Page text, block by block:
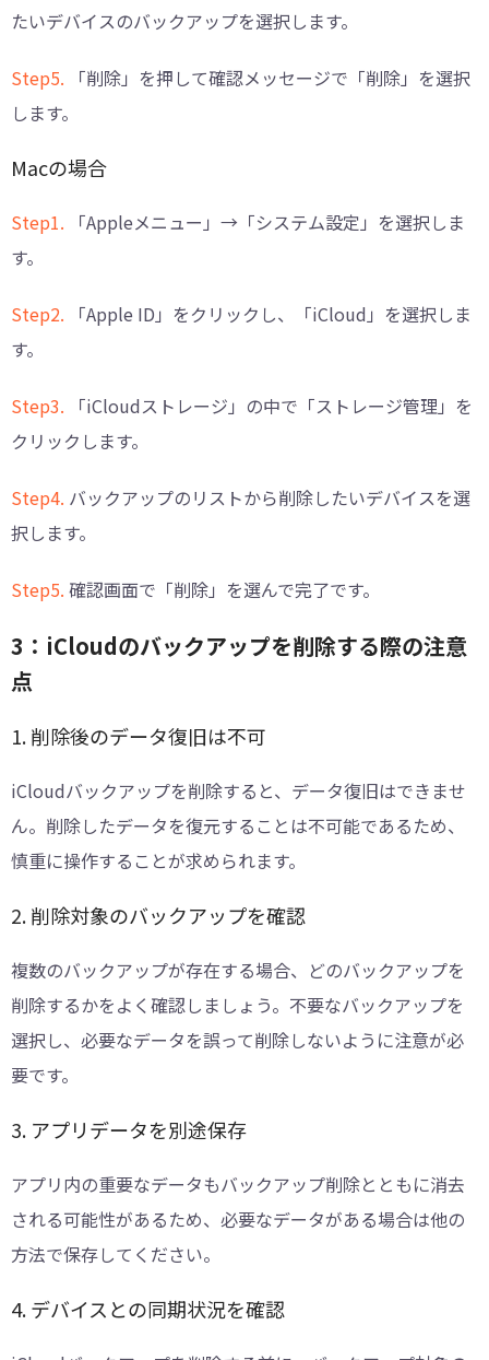
たいデバイスのバックアップを選択します。
Step5.
「削除」を押して確認メッセージで「削除」を選択
します。
Macの場合
Step1.
「Appleメニュー」→「システム設定」を選択しま
す。
Step2.
「Apple ID」をクリックし、「iCloud」を選択しま
す。
Step3.
「iCloudストレージ」の中で「ストレージ管理」を
クリックします。
Step4. バックアップのリストから削除したいデバイスを選
択します。
Step5. 確認画面で「削除」を選んで完了です。
3：iCloudのバックアップを削除する際の注意
点
1. 削除後のデータ復旧は不可
iCloudバックアップを削除すると、データ復旧はできませ
ん。削除したデータを復元することは不可能であるため、
慎重に操作することが求められます。
2. 削除対象のバックアップを確認
複数のバックアップが存在する場合、どのバックアップを
削除するかをよく確認しましょう。不要なバックアップを
選択し、必要なデータを誤って削除しないように注意が必
要です。
3. アプリデータを別途保存
アプリ内の重要なデータもバックアップ削除とともに消去
される可能性があるため、必要なデータがある場合は他の
方法で保存してください。
4. デバイスとの同期状況を確認